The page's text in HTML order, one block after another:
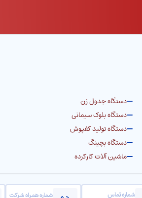
دستگاه جدول زن
دستگاه بلوک سیمانی
دستگاه تولید کفپوش
دستگاه بچینگ
ماشین آلات کارکرده
شماره تماس شماره همراه شرکت